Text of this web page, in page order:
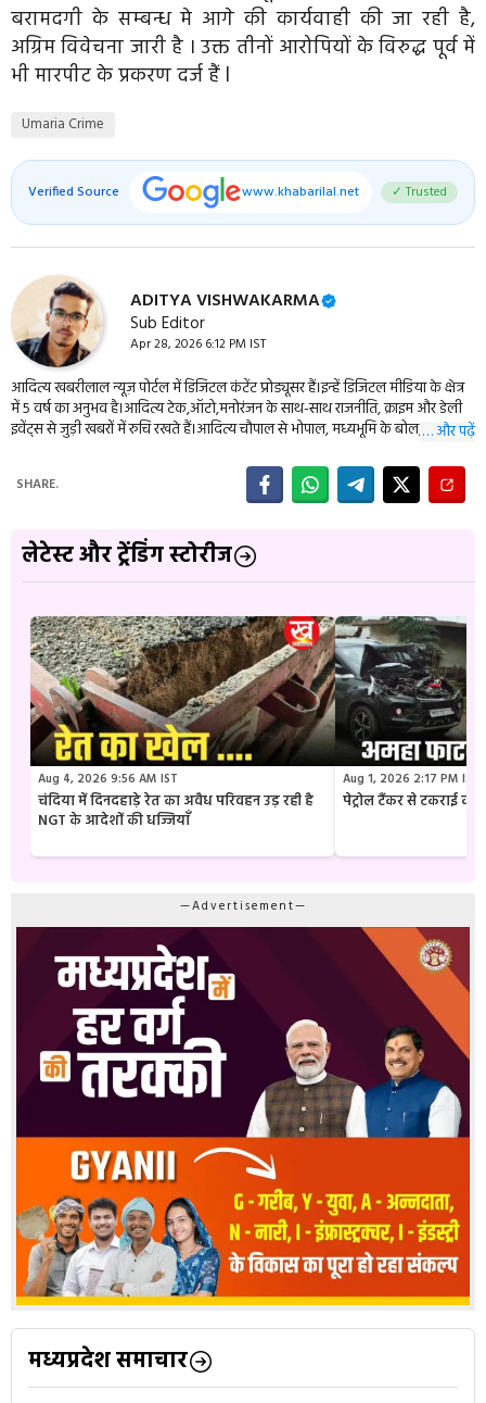
बरामदगी के सम्बन्ध मे आगे की कार्यवाही की जा रही है,
अग्रिम विवेचना जारी है । उक्त तीनों आरोपियों के विरुद्ध पूर्व में
भी मारपीट के प्रकरण दर्ज हैं l
Umaria Crime
Verified Source www.khabarilal.net ✓ Trusted
ADITYA VISHWAKARMA
Sub Editor
Apr 28, 2026 6:12 PM IST
आदित्य खबरीलाल न्यूज़ पोर्टल में डिजिटल कंटेंट प्रोड्यूसर हैं।इन्हें डिजिटल मीडिया के क्षेत्र
में 5 वर्ष का अनुभव है।आदित्य टेक,ऑटो,मनोरंजन के साथ-साथ राजनीति, क्राइम और डेली
इवेंट्स से जुड़ी खबरों में रुचि रखते हैं।आदित्य चौपाल से भोपाल, मध्यभूमि के बोल,… और पढ़ें
SHARE.
लेटेस्ट और ट्रेंडिंग स्टोरीज
Aug 4, 2026 9:56 AM IST
चंदिया में दिनदहाड़े रेत का अवैध परिवहन उड़ रही है
NGT के आदेशों की धज्जियाँ
Aug 1, 2026 2:17 PM IST
पेट्रोल टैंकर से टकराई
—Advertisement—
मध्यप्रदेश समाचार